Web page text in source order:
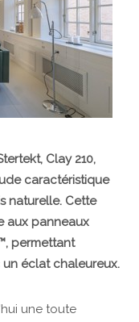
Clay 210,
caractéristique
naturelle. Cette
aux panneaux
permettant
éclat chaleureux.
une toute